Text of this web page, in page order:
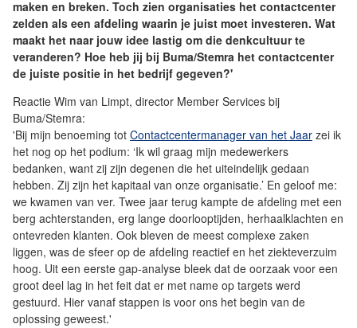
maken en breken. Toch zien organisaties het contactcenter
zelden als een afdeling waarin je juist moet investeren. Wat
maakt het naar jouw idee lastig om die denkcultuur te
veranderen? Hoe heb jij bij Buma/Stemra het contactcenter
de juiste positie in het bedrijf gegeven?'
Reactie Wim van Limpt, director Member Services bij
Buma/Stemra:
'Bij mijn benoeming tot Contactcentermanager van het Jaar zei ik
het nog op het podium: ‘Ik wil graag mijn medewerkers
bedanken, want zij zijn degenen die het uiteindelijk gedaan
hebben. Zij zijn het kapitaal van onze organisatie.’ En geloof me:
we kwamen van ver. Twee jaar terug kampte de afdeling met een
berg achterstanden, erg lange doorlooptijden, herhaalklachten en
ontevreden klanten. Ook bleven de meest complexe zaken
liggen, was de sfeer op de afdeling reactief en het ziekteverzuim
hoog. Uit een eerste gap-analyse bleek dat de oorzaak voor een
groot deel lag in het feit dat er met name op targets werd
gestuurd. Hier vanaf stappen is voor ons het begin van de
oplossing geweest.'